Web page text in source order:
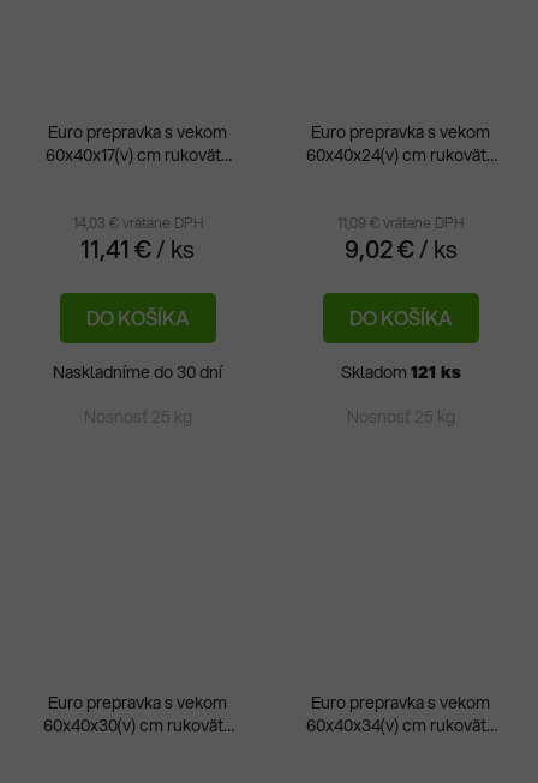
Euro prepravka s vekom
60x40x17(v) cm rukoväte
Priemerné
14,03 € vrátane DPH
11,41 €/ ks
DO KOŠÍKA
Naskladníme do 30 dní
Nosnosť 25 kg
Euro prepravka s vekom
60x40x24(v) cm rukoväte
11,09 € vrátane DPH
9,02 €/ ks
DO KOŠÍKA
Skladom 121 ks
Nosnosť 25 kg
Euro prepravka s vekom
60x40x30(v) cm rukoväte
Priemerné
Euro prepravka s vekom
60x40x34(v) cm rukoväte